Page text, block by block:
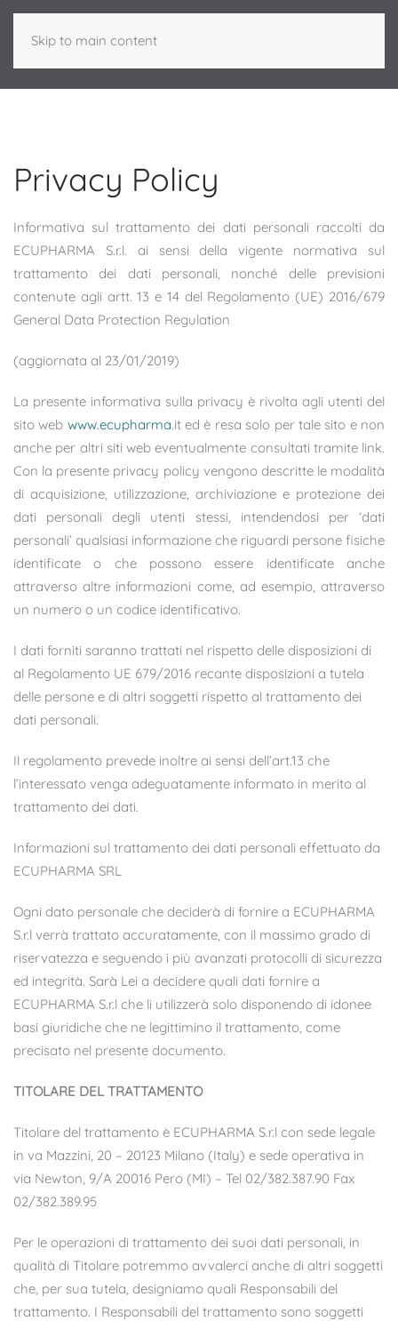
Skip to main content
Privacy Policy
Informativa sul trattamento dei dati personali raccolti da
ECUPHARMA S.r.l. ai sensi della vigente normativa sul
trattamento dei dati personali, nonché delle previsioni
contenute agli artt. 13 e 14 del Regolamento (UE) 2016/679
General Data Protection Regulation
(aggiornata al 23/01/2019)
La presente informativa sulla privacy è rivolta agli utenti del
sito web www.ecupharma.it ed è resa solo per tale sito e non
anche per altri siti web eventualmente consultati tramite link.
Con la presente privacy policy vengono descritte le modalità
di acquisizione, utilizzazione, archiviazione e protezione dei
dati personali degli utenti stessi, intendendosi per ‘dati
personali’ qualsiasi informazione che riguardi persone fisiche
identificate o che possono essere identificate anche
attraverso altre informazioni come, ad esempio, attraverso
un numero o un codice identificativo.
I dati forniti saranno trattati nel rispetto delle disposizioni di
al Regolamento UE 679/2016 recante disposizioni a tutela
delle persone e di altri soggetti rispetto al trattamento dei
dati personali.
Il regolamento prevede inoltre ai sensi dell’art.13 che
l’interessato venga adeguatamente informato in merito al
trattamento dei dati.
Informazioni sul trattamento dei dati personali effettuato da
ECUPHARMA SRL
Ogni dato personale che deciderà di fornire a ECUPHARMA
S.r.l verrà trattato accuratamente, con il massimo grado di
riservatezza e seguendo i più avanzati protocolli di sicurezza
ed integrità. Sarà Lei a decidere quali dati fornire a
ECUPHARMA S.r.l che li utilizzerà solo disponendo di idonee
basi giuridiche che ne legittimino il trattamento, come
precisato nel presente documento.
TITOLARE DEL TRATTAMENTO
Titolare del trattamento è ECUPHARMA S.r.l con sede legale
in va Mazzini, 20 – 20123 Milano (Italy) e sede operativa in
via Newton, 9/A 20016 Pero (MI) – Tel 02/382.387.90 Fax
02/382.389.95
Per le operazioni di trattamento dei suoi dati personali, in
qualità di Titolare potremmo avvalerci anche di altri soggetti
che, per sua tutela, designiamo quali Responsabili del
trattamento. I Responsabili del trattamento sono soggetti